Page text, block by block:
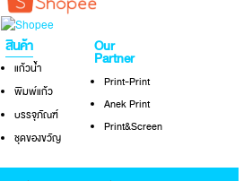
สินค้า
แก้วน้ำ
พิมพ์แก้ว
บรรจุภัณฑ์
ชุดของขวัญ
Our
Partner
Print-Print
Anek Print
Print&Screen